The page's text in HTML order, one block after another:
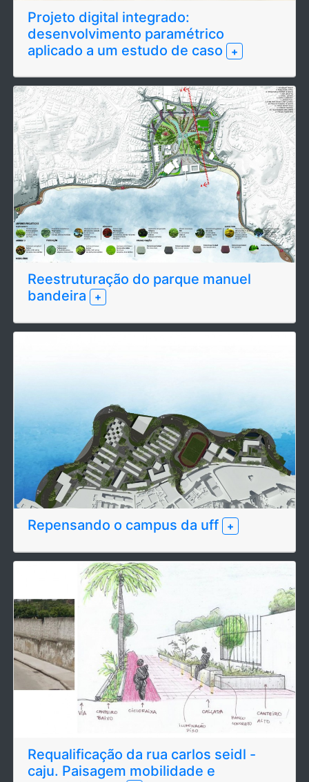
Projeto digital integrado:
desenvolvimento paramétrico
aplicado a um estudo de caso
+
Reestruturação do parque manuel
bandeira
+
Repensando o campus da uff +
Requalificação da rua carlos seidl -
caju. Paisagem mobilidade e